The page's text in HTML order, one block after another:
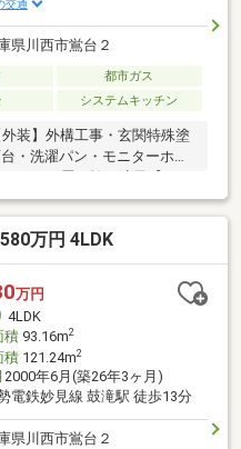
交通
県川西市鴬台２
都市ガス
システムキッチン
装】外構工事・玄関特殊塗
・洗濯パン・モニターホン
網戸・畳・襖・障子【その
・屋根裏収納付き・明峰小学
る物件もご紹介可能スマホ
問い合わせいただければス
自己資金０円でも一戸建の
方（年収・転職歴・年齢・
めて内覧可能です◆ご自宅
万円 4LDK
万円
4LDK
積93.16m2
積121.24m2
2000年6月(築26年3ヶ月)
電鉄妙見線 鼓滝駅 徒歩13分
県川西市鴬台２